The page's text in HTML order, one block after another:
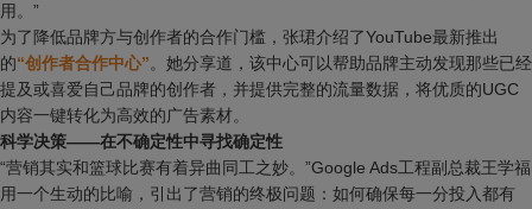
用。”
为了降低品牌方与创作者的合作门槛，张珺介绍了YouTube最新推出
的“创作者合作中心”。她分享道，该中心可以帮助品牌主动发现那些已经
提及或喜爱自己品牌的创作者，并提供完整的流量数据，将优质的UGC
内容一键转化为高效的广告素材。
科学决策——在不确定性中寻找确定性
“营销其实和篮球比赛有着异曲同工之妙。”Google Ads工程副总裁王学福
用一个生动的比喻，引出了营销的终极问题：如何确保每一分投入都有